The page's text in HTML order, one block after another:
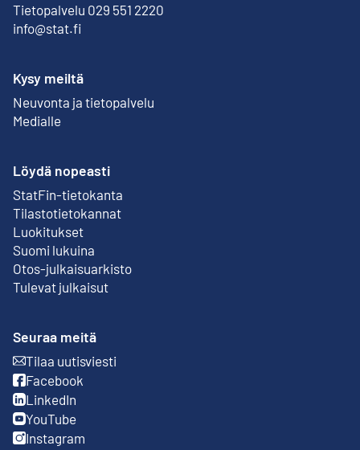
Tietopalvelu 029 551 2220
info@stat.fi
Kysy meiltä
Neuvonta ja tietopalvelu
Medialle
Löydä nopeasti
StatFin-tietokanta
Ulkoinen linkki
Tilastotietokannat
Luokitukset
Suomi lukuina
Otos-julkaisuarkisto
Ulkoinen linkki
Tulevat julkaisut
Seuraa meitä
Tilaa uutisviesti
Ulkoinen linkki
Facebook
Ulkoinen linkki
LinkedIn
Ulkoinen linkki
YouTube
Ulkoinen linkki
Instagram
Ulkoinen linkki